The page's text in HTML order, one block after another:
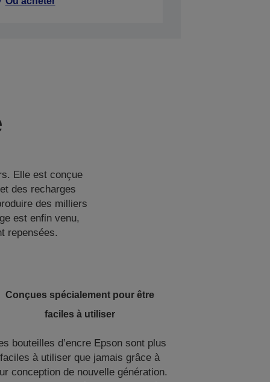
Elle est conçue
des recharges
des milliers
est enfin venu,
repensées.
Conçues spécialement pour être
faciles à utiliser
bouteilles d’encre Epson sont plus
faciles à utiliser que jamais grâce à
conception de nouvelle génération.